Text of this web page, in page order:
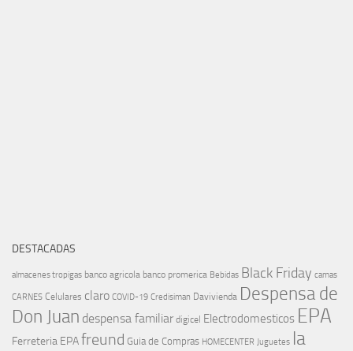
DESTACADAS
almacenes tropigas banco agricola banco promerica Bebidas Black Friday camas
CARNES Celulares claro COVID-19 Credisiman Davivienda Despensa de
Don Juan despensa familiar digicel Electrodomesticos EPA
Ferreteria EPAfreund Guia de Compras HOMECENTER Juguetes la